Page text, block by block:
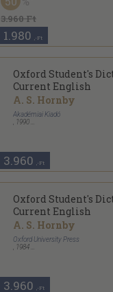
Ragasztott papírkötés
3.960 Ft
1.980 ,-Ft
Oxford Student's
Current English
A. S. Hornby
Akadémiai Kiadó
1990
3.960 ,-Ft
Oxford Student's
Current English
A. S. Hornby
Oxford University Press
1984
3.960 ,-Ft